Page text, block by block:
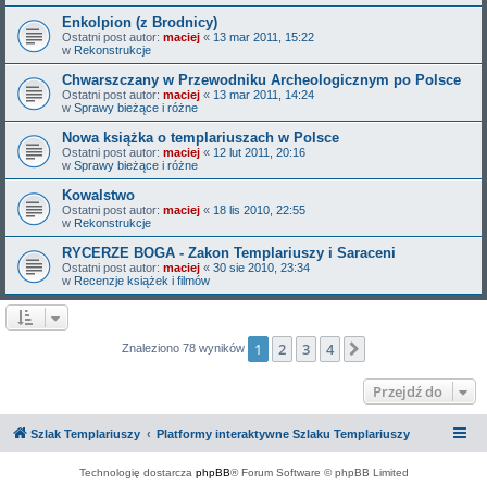
Enkolpion (z Brodnicy)
Ostatni post autor: maciej « 13 mar 2011, 15:22
w Rekonstrukcje
Chwarszczany w Przewodniku Archeologicznym po Polsce
Ostatni post autor: maciej « 13 mar 2011, 14:24
w Sprawy bieżące i różne
Nowa książka o templariuszach w Polsce
Ostatni post autor: maciej « 12 lut 2011, 20:16
w Sprawy bieżące i różne
Kowalstwo
Ostatni post autor: maciej « 18 lis 2010, 22:55
w Rekonstrukcje
RYCERZE BOGA - Zakon Templariuszy i Saraceni
Ostatni post autor: maciej « 30 sie 2010, 23:34
w Recenzje książek i filmów
Znaleziono 78 wyników 1 2 3 4
Przejdź do
Szlak Templariuszy Platformy interaktywne Szlaku Templariuszy
Technologię dostarcza phpBB® Forum Software © phpBB Limited